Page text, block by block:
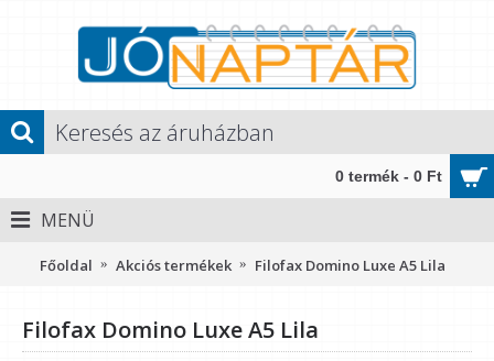
0 termék - 0 Ft
MENÜ
Főoldal Akciós termékek Filofax Domino Luxe A5 Lila
Filofax Domino Luxe A5 Lila